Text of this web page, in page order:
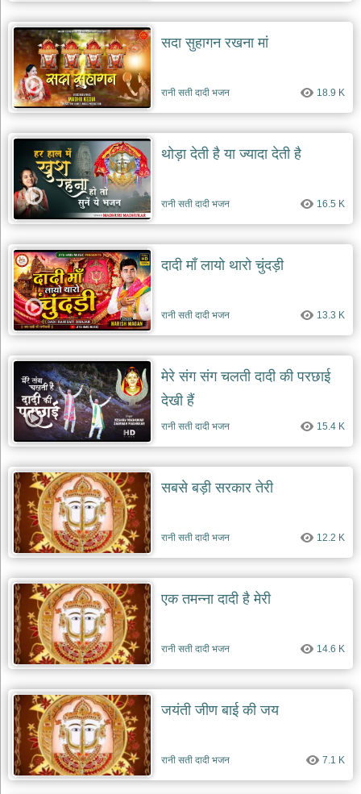
सदा सुहागन रखना मां
रानी सती दादी भजन 18.9 K
थोड़ा देती है या ज्यादा देती है
रानी सती दादी भजन 16.5 K
दादी माँ लायो थारो चुंदड़ी
रानी सती दादी भजन 13.3 K
मेरे संग संग चलती दादी की परछाई
देखी हैं
रानी सती दादी भजन 15.4 K
सबसे बड़ी सरकार तेरी
रानी सती दादी भजन 12.2 K
एक तमन्ना दादी है मेरी
रानी सती दादी भजन 14.6 K
जयंती जीण बाई की जय
रानी सती दादी भजन 7.1 K